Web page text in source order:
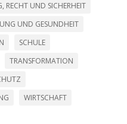
RECHT UND SICHERHEIT
UND GESUNDHEIT
SCHULE
TRANSFORMATION
WIRTSCHAFT